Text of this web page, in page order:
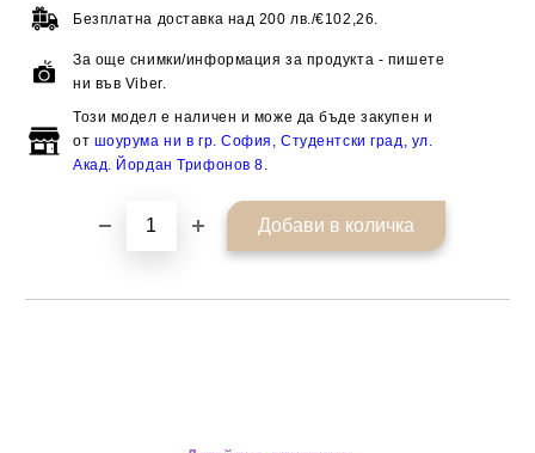
Безплатна доставка над 200 лв./€102,26.
За още снимки/информация за продукта - пишете
ни във Viber.
Този модел е наличен и може да бъде закупен и
от шоурума ни в гр. София, Студентски град, ул.
Акад. Йордан Трифонов 8